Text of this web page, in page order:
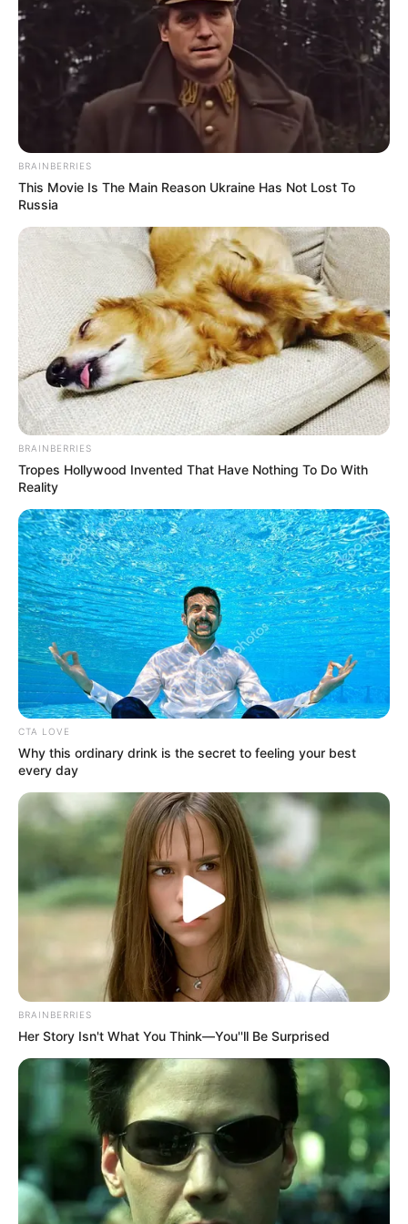
Marktgemeinde viele historische
Sehenswürdigkeiten, zu denen die Stiftskirche und das
Königliche Schloss
gehören.
Urlaub in Deutschland und in der ganzen Welt:
Urlaubsziele in ganz Deutschland und in der ganzen
Welt.
Hotels und Unterkünfte in Berchtesgaden:
Ferienwohnungen, Ferienhäuser und Unterkünfte gibt
es unterwww.tourist-online.de
Tagestouren, Freizeitangebote und geführte
Touren für Berchtesgaden und in der weiteren
Umgebung von GetYourGuide:
Hier ist das gesamte internationale
Angebot von Get Your
Guide
Hotels in Berchtesgadenund Umgebung über
BRAINBERRIES
This Movie Is The Main Reason Ukraine Has Not Lost To
Russia
BRAINBERRIES
Tropes Hollywood Invented That Have Nothing To Do With
Reality
CTA LOVE
Why this ordinary drink is the secret to feeling your best
every day
BRAINBERRIES
Her Story Isn't What You Think—You''ll Be Surprised